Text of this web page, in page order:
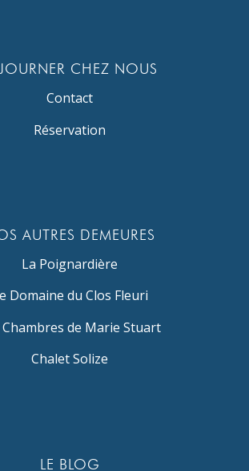
CHEZ NOUS
Contact
Réservation
AUTRES DEMEURES
La Poignardière
Domaine du Clos Fleuri
Chambres de Marie Stuart
Chalet Solize
LE BLOG